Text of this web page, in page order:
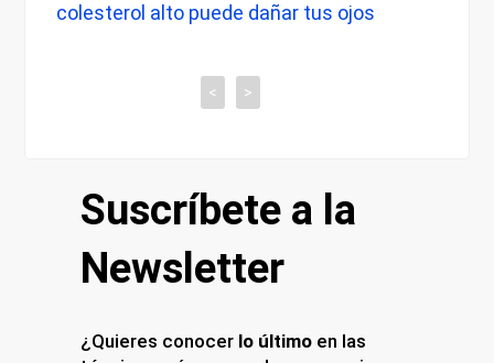
puede dañar tus ojos
cuándo preocuparse
< >
Suscríbete a la
Newsletter
¿Quieres conocer lo último en las